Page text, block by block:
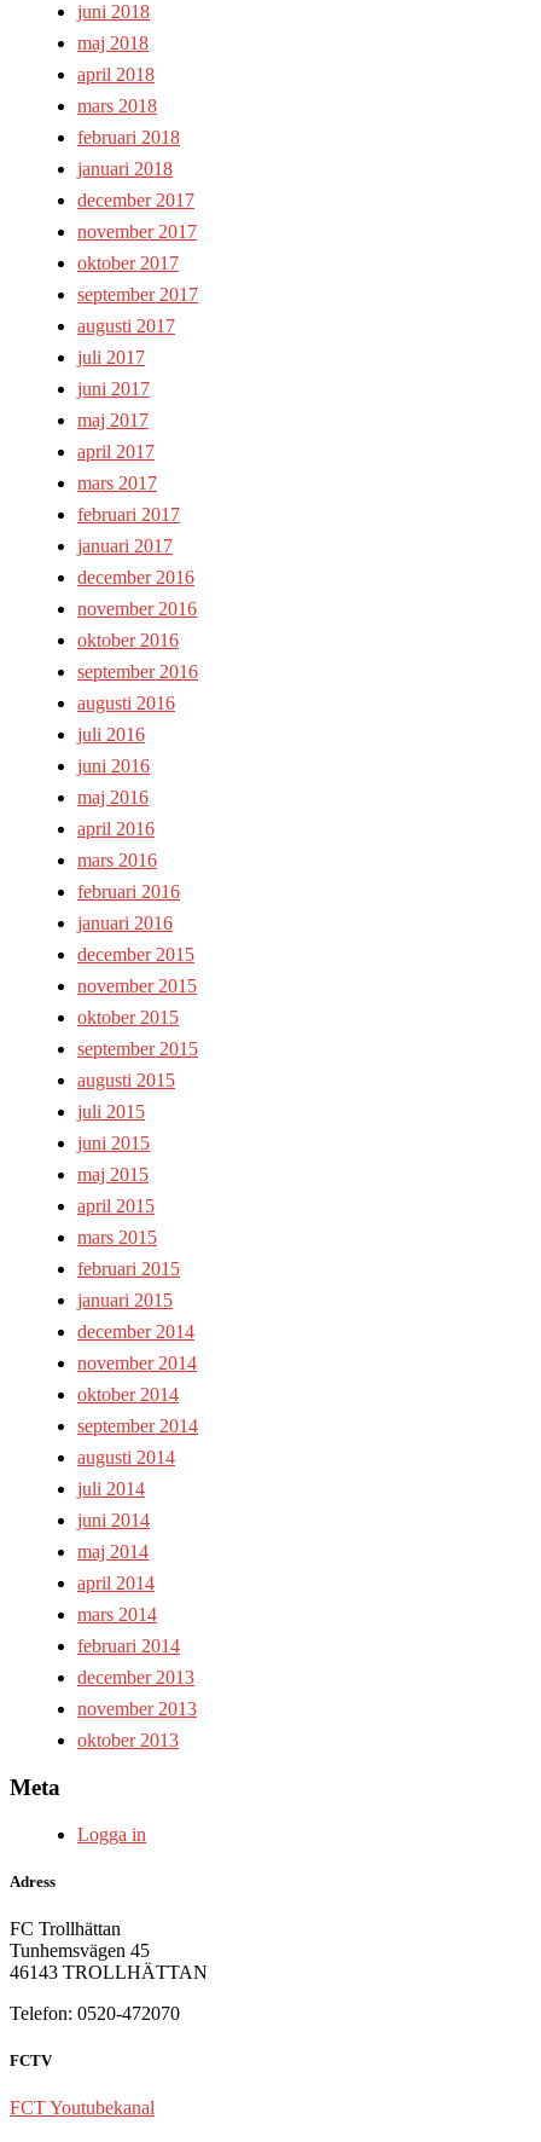
juni 2018
maj 2018
april 2018
mars 2018
februari 2018
januari 2018
december 2017
november 2017
oktober 2017
september 2017
augusti 2017
juli 2017
juni 2017
maj 2017
april 2017
mars 2017
februari 2017
januari 2017
december 2016
november 2016
oktober 2016
september 2016
augusti 2016
juli 2016
juni 2016
maj 2016
april 2016
mars 2016
februari 2016
januari 2016
december 2015
november 2015
oktober 2015
september 2015
augusti 2015
juli 2015
juni 2015
maj 2015
april 2015
mars 2015
februari 2015
januari 2015
december 2014
november 2014
oktober 2014
september 2014
augusti 2014
juli 2014
juni 2014
maj 2014
april 2014
mars 2014
februari 2014
december 2013
november 2013
oktober 2013
Meta
Logga in
Adress
FC Trollhättan
Tunhemsvägen 45
46143 TROLLHÄTTAN
Telefon: 0520-472070
FCTV
FCT Youtubekanal